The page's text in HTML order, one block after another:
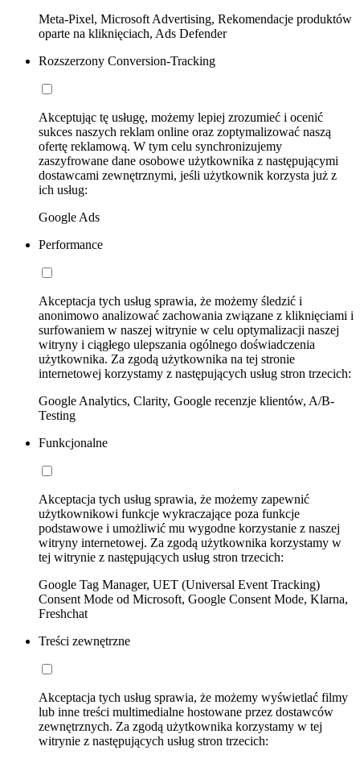
Meta-Pixel, Microsoft Advertising, Rekomendacje produktów
oparte na kliknięciach, Ads Defender
Rozszerzony Conversion-Tracking
Akceptując tę usługę, możemy lepiej zrozumieć i ocenić
sukces naszych reklam online oraz zoptymalizować naszą
ofertę reklamową. W tym celu synchronizujemy
zaszyfrowane dane osobowe użytkownika z następującymi
dostawcami zewnętrznymi, jeśli użytkownik korzysta już z
ich usług:
Google Ads
Performance
Akceptacja tych usług sprawia, że możemy śledzić i
anonimowo analizować zachowania związane z kliknięciami i
surfowaniem w naszej witrynie w celu optymalizacji naszej
witryny i ciągłego ulepszania ogólnego doświadczenia
użytkownika. Za zgodą użytkownika na tej stronie
internetowej korzystamy z następujących usług stron trzecich:
Google Analytics, Clarity, Google recenzje klientów, A/B-
Testing
Funkcjonalne
Akceptacja tych usług sprawia, że możemy zapewnić
użytkownikowi funkcje wykraczające poza funkcje
podstawowe i umożliwić mu wygodne korzystanie z naszej
witryny internetowej. Za zgodą użytkownika korzystamy w
tej witrynie z następujących usług stron trzecich:
Google Tag Manager, UET (Universal Event Tracking)
Consent Mode od Microsoft, Google Consent Mode, Klarna,
Freshchat
Treści zewnętrzne
Akceptacja tych usług sprawia, że możemy wyświetlać filmy
lub inne treści multimedialne hostowane przez dostawców
zewnętrznych. Za zgodą użytkownika korzystamy w tej
witrynie z następujących usług stron trzecich: